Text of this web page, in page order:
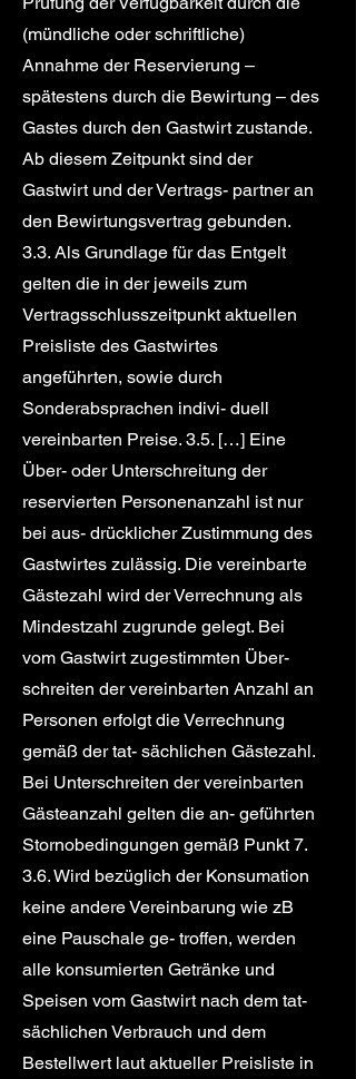
(mündliche oder schriftliche)
Annahme der Reservierung –
spätestens durch die Bewirtung – des
Gastes durch den Gastwirt zustande.
Ab diesem Zeitpunkt sind der
Gastwirt und der Vertrags- partner an
den Bewirtungsvertrag gebunden.
3.3. Als Grundlage für das Entgelt
gelten die in der jeweils zum
Vertragsschlusszeitpunkt aktuellen
Preisliste des Gastwirtes
angeführten, sowie durch
Sonderabsprachen indivi- duell
vereinbarten Preise. 3.5. […] Eine
Über- oder Unterschreitung der
reservierten Personenanzahl ist nur
bei aus- drücklicher Zustimmung des
Gastwirtes zulässig. Die vereinbarte
Gästezahl wird der Verrechnung als
Mindestzahl zugrunde gelegt. Bei
vom Gastwirt zugestimmten Über-
schreiten der vereinbarten Anzahl an
Personen erfolgt die Verrechnung
gemäß der tat- sächlichen Gästezahl.
Bei Unterschreiten der vereinbarten
Gästeanzahl gelten die an- geführten
Stornobedingungen gemäß Punkt 7.
3.6. Wird bezüglich der Konsumation
keine andere Vereinbarung wie zB
eine Pauschale ge- troffen, werden
alle konsumierten Getränke und
Speisen vom Gastwirt nach dem tat-
sächlichen Verbrauch und dem
Bestellwert laut aktueller Preisliste in